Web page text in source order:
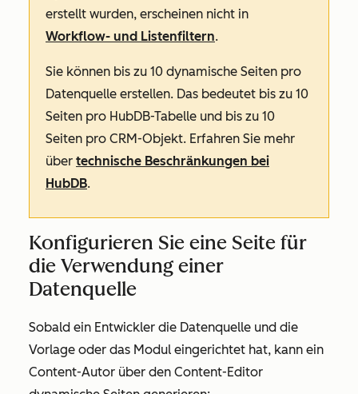
erstellt wurden, erscheinen nicht in
Workflow- und Listenfiltern.
Sie können bis zu 10 dynamische Seiten pro
Datenquelle erstellen. Das bedeutet bis zu 10
Seiten pro HubDB-Tabelle und bis zu 10
Seiten pro CRM-Objekt. Erfahren Sie mehr
über technische Beschränkungen bei
HubDB.
Konfigurieren Sie eine Seite für
die Verwendung einer
Datenquelle
Sobald ein Entwickler die Datenquelle und die
Vorlage oder das Modul eingerichtet hat, kann ein
Content-Autor über den Content-Editor